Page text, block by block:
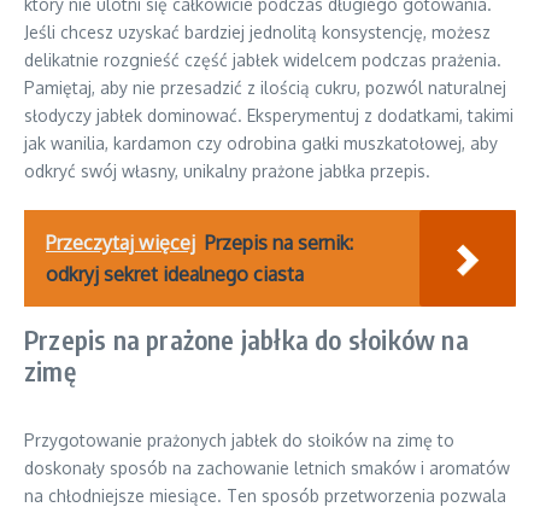
który nie ulotni się całkowicie podczas długiego gotowania.
Jeśli chcesz uzyskać bardziej jednolitą konsystencję, możesz
delikatnie rozgnieść część jabłek widelcem podczas prażenia.
Pamiętaj, aby nie przesadzić z ilością cukru, pozwól naturalnej
słodyczy jabłek dominować. Eksperymentuj z dodatkami, takimi
jak wanilia, kardamon czy odrobina gałki muszkatołowej, aby
odkryć swój własny, unikalny prażone jabłka przepis.
Przeczytaj więcej Przepis na sernik:
odkryj sekret idealnego ciasta
Przepis na prażone jabłka do słoików na
zimę
Przygotowanie prażonych jabłek do słoików na zimę to
doskonały sposób na zachowanie letnich smaków i aromatów
na chłodniejsze miesiące. Ten sposób przetworzenia pozwala